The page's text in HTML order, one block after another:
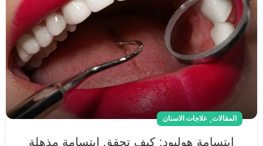
المقالات, علاجات الاسنان
ابتسامة هوليود: كيف تحقق ابتسامة مذهلة